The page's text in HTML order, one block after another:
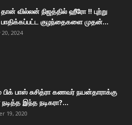
வில்லன் நிஜத்தில் ஹீரோ !! புற்று
குழந்தைகளை முதன்...
2024
பாஸ் சுசித்ரா கணவர் நயன்தாராக்கு
இந்த நடிகரா?...
19, 2020